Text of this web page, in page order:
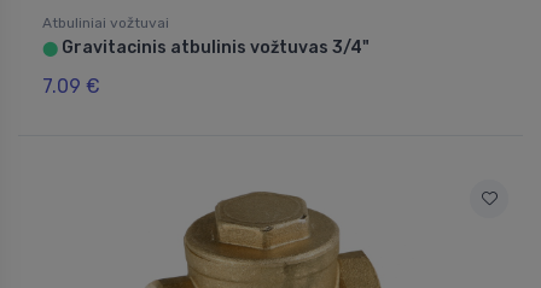
Atbuliniai vožtuvai
⬤ Gravitacinis atbulinis vožtuvas 3/4"
7.09 €